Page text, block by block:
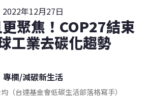
2022年12月27日
聚焦！COP27結束
工業去碳化趨勢
專欄/減碳新生活
（台達基金會低碳生活部落格寫手）